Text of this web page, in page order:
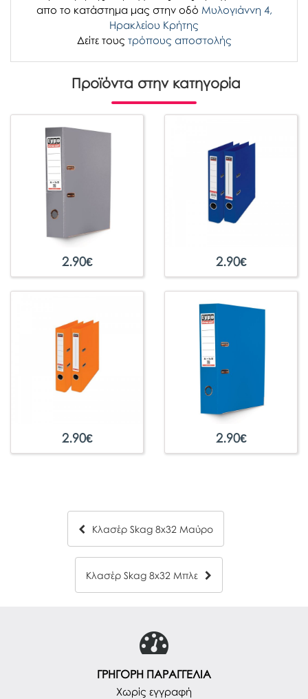
απο το κατάστημα μας στην οδό Μυλογιάννη 4,
Ηρακλείου Κρήτης
Δείτε τους τρόπους αποστολής
Προϊόντα στην κατηγορία
2.90€ 2.90€
2.90€ 2.90€
Κλασέρ Skag 8x32 Μαύρο
Κλασέρ Skag 8x32 Μπλε
ΓΡΗΓΟΡΗ ΠΑΡΑΓΓΕΛΙΑ
Χωρίς εγγραφή